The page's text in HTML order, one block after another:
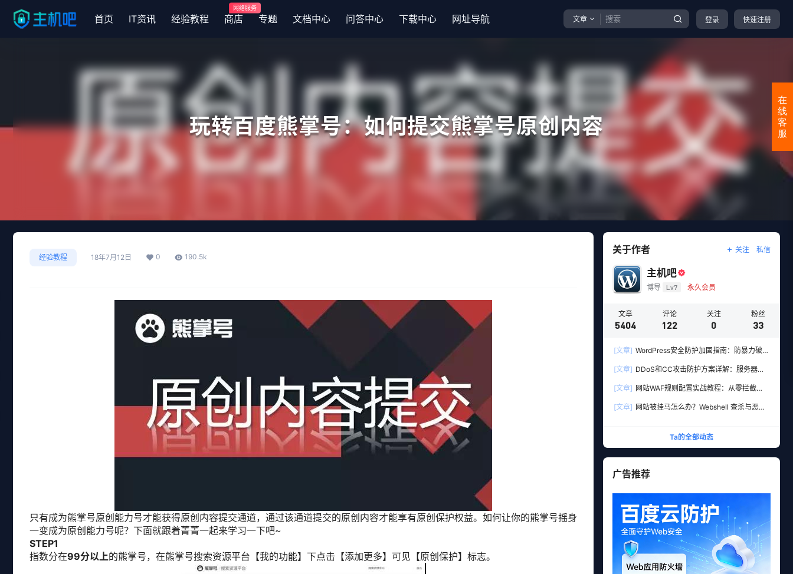
首页 IT资讯 经验教程 商店
网络服务
专题 文档中心 问答中心 下载中心 网址导航 文章 登录 快速注册
玩转百度熊掌号：如何提交熊掌号原创内容
经验教程 18年7月12日 0 190.5k
只有成为熊掌号原创能力号才能获得原创内容提交通道，通过该通道提交的原创内容才能享有原创保护权益。如何让你的熊掌号摇身
一变成为原创能力号呢？下面就跟着菁菁一起来学习一下吧~
STEP1
指数分在99分以上的熊掌号，在熊掌号搜索资源平台【我的功能】下点击【添加更多】可见【原创保护】标志。
关于作者 关注 私信
主机吧
博导 Lv7 永久会员
文章
5404
评论
122
关注
0
粉丝
33
[文章] WordPress安全防护加固指南：防暴力破解
[文章] DDoS和CC攻击防护方案详解：服务器加
[文章] 网站WAF规则配置实战教程：从零拦截
[文章] 网站被挂马怎么办？Webshell 查杀与恶意
Ta的全部动态
广告推荐
在
线
客
服